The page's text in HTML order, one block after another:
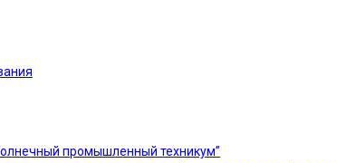
промышленный техникум”